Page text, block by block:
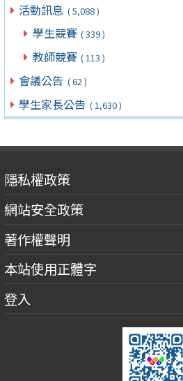
活動訊息 ( 5,088 )
學生競賽 ( 339 )
教師競賽 ( 113 )
會議公告 ( 62 )
學生家長公告 ( 1,630 )
隱私權政策
網站安全政策
著作權聲明
本站使用正體字
登入